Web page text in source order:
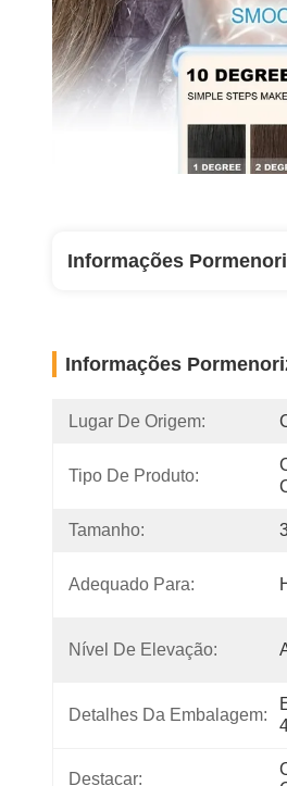
Informações
Informações
Lugar De Origem:
Tipo De Produto:
Tamanho:
Adequado Para:
Nível De Elevação:
Detalhes Da Embalagem:
Destacar: